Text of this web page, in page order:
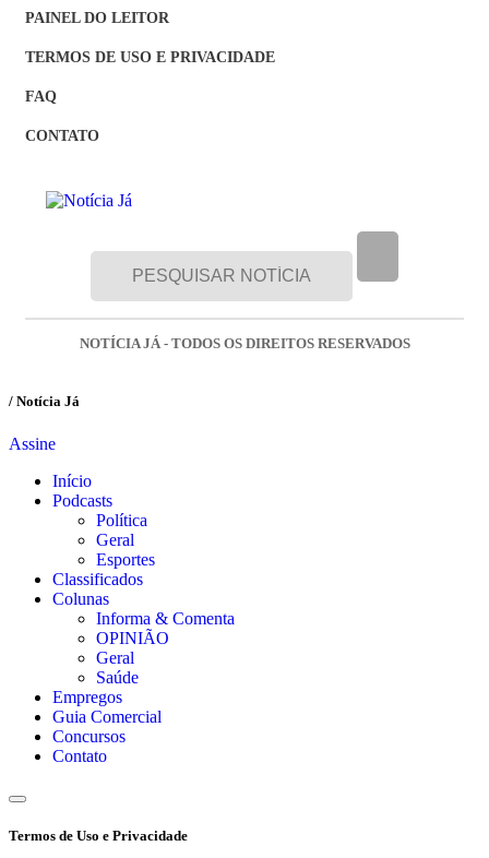
PAINEL DO LEITOR
TERMOS DE USO E PRIVACIDADE
FAQ
CONTATO
NOTÍCIA JÁ - TODOS OS DIREITOS RESERVADOS
/ Notícia Já
Assine
Início
Podcasts
Política
Geral
Esportes
Classificados
Colunas
Informa & Comenta
OPINIÃO
Geral
Saúde
Empregos
Guia Comercial
Concursos
Contato
Termos de Uso e Privacidade